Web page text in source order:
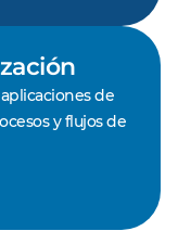
de
y flujos de